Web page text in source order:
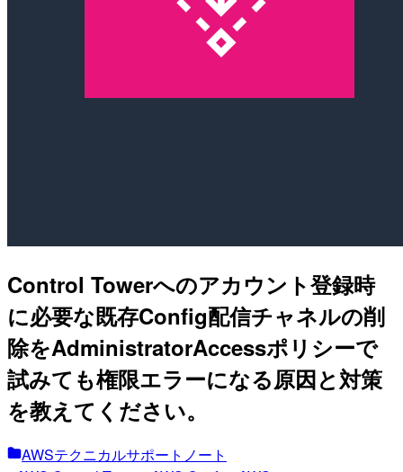
Control Towerへのアカウント登録時
に必要な既存Config配信チャネルの削
除をAdministratorAccessポリシーで
試みても権限エラーになる原因と対策
を教えてください。
AWSテクニカルサポートノート